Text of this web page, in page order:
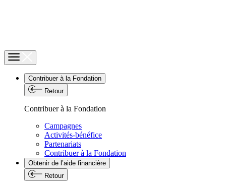
Contribuer à la Fondation
Retour
Contribuer à la Fondation
Campagnes
Activités-bénéfice
Partenariats
Contribuer à la Fondation
Obtenir de l’aide financière
Retour